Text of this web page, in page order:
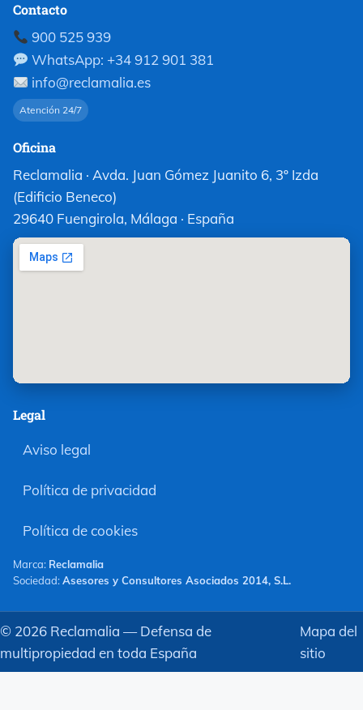
Contacto
900 525 939
WhatsApp: +34 912 901 381
info@reclamalia.es
Atención 24/7
Oficina
Reclamalia · Avda. Juan Gómez Juanito 6, 3º Izda
(Edificio Beneco)
29640 Fuengirola, Málaga · España
Legal
Aviso legal
Política de privacidad
Política de cookies
Marca: Reclamalia
Sociedad:Asesores y Consultores Asociados 2014, S.L.
© 2026 Reclamalia — Defensa de
multipropiedad en toda España
Mapa del
sitio